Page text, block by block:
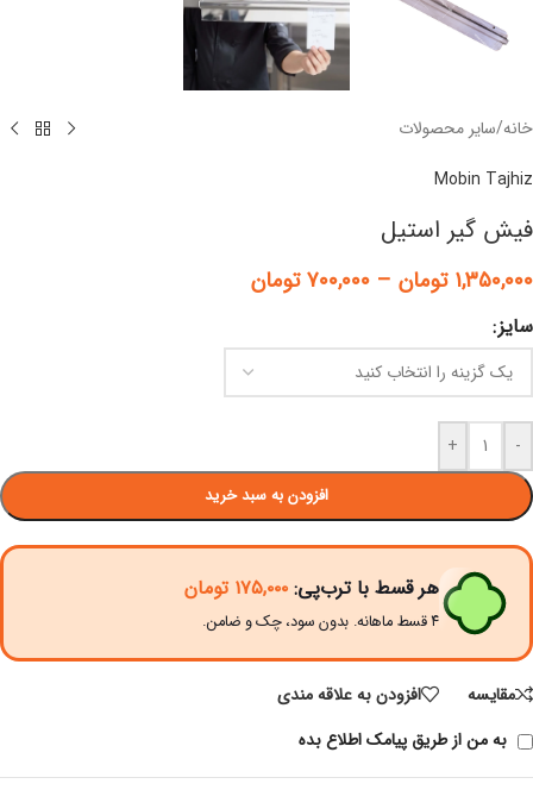
خانه/سایر محصولات
Mobin Tajhiz
فیش گیر استیل
۱,۳۵۰,۰۰۰ تومان – ۷۰۰,۰۰۰ تومان
سایز
-
+
افزودن به سبد خرید
هر قسط با ترب‌پی: ۱۷۵,۰۰۰ تومان
۴ قسط ماهانه. بدون سود، چک و ضامن.
مقايسه
افزودن به علاقه مندی
به من از طریق پیامک اطلاع بده